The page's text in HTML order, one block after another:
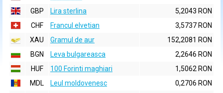
GBP
Lira sterlina
5,2043 RON
CHF
Francul elvetian
3,5737 RON
XAU
Gramul de aur
152,2081 RON
BGN
Leva bulgareasca
2,2646 RON
HUF
100 Forinti maghiari
1,5062 RON
MDL
Leul moldovenesc
0,2706 RON